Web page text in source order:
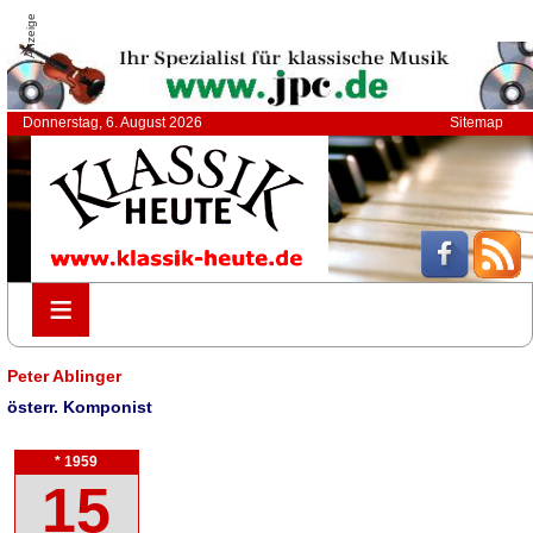
Anzeige
Donnerstag, 6. August 2026 Sitemap
≡
≡
Peter Ablinger
österr. Komponist
* 1959
15